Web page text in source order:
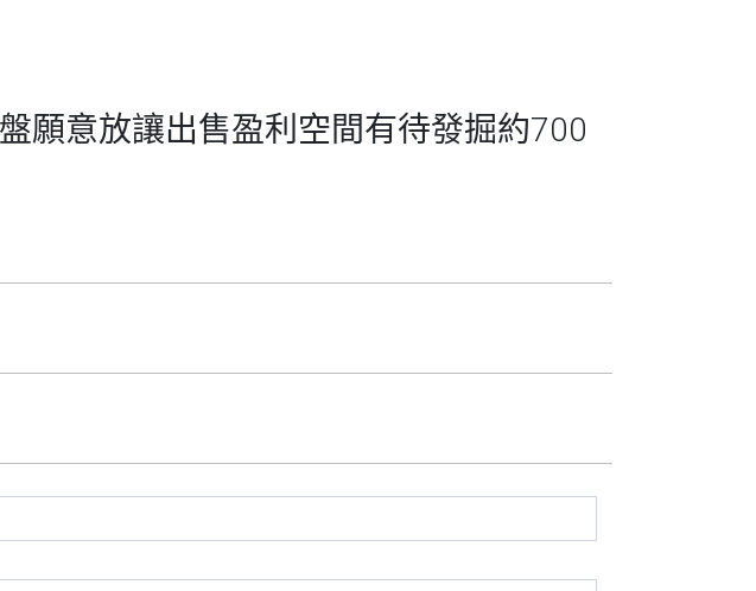
願意放讓出售盈利空間有待發掘約700